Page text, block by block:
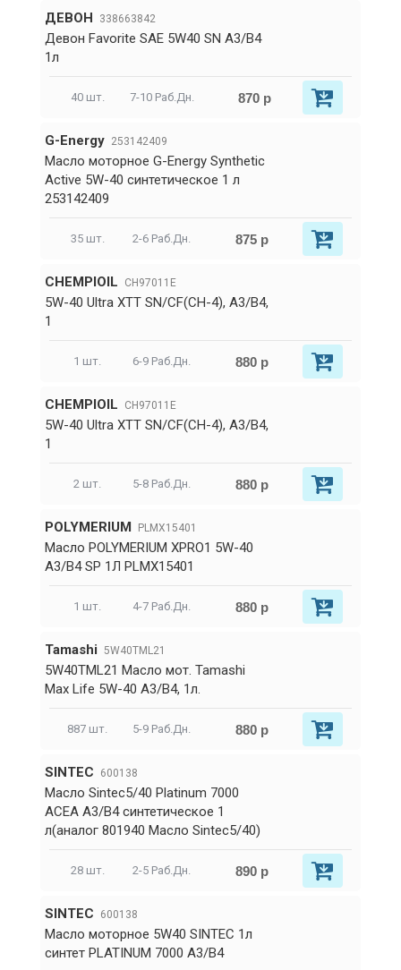
ДЕВОН 338663842
Девон Favorite SAE 5W40 SN A3/B4
1л
40 шт. 7-10 Раб.Дн. 870 р
G-Energy 253142409
Масло моторное G-Energy Synthetic
Active 5W-40 синтетическое 1 л
253142409
35 шт. 2-6 Раб.Дн. 875 р
CHEMPIOIL CH97011E
5W-40 Ultra XTT SN/CF(CH-4), A3/B4,
1
1 шт. 6-9 Раб.Дн. 880 р
CHEMPIOIL CH97011E
5W-40 Ultra XTT SN/CF(CH-4), A3/B4,
1
2 шт. 5-8 Раб.Дн. 880 р
POLYMERIUM PLMX15401
Масло POLYMERIUM XPRO1 5W-40
A3/B4 SP 1Л PLMX15401
1 шт. 4-7 Раб.Дн. 880 р
Tamashi 5W40TML21
5W40TML21 Масло мот. Tamashi
Max Life 5W-40 A3/B4, 1л.
887 шт. 5-9 Раб.Дн. 880 р
SINTEC 600138
Масло Sintec5/40 Platinum 7000
ACEA A3/B4 синтетическое 1
л(аналог 801940 Масло Sintec5/40)
28 шт. 2-5 Раб.Дн. 890 р
SINTEC 600138
Масло моторное 5W40 SINTEC 1л
синтет PLATINUM 7000 A3/B4